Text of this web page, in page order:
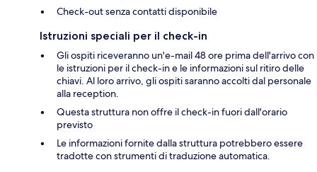
Check-out senza contatti disponibile
Istruzioni speciali per il check-in
Gli ospiti riceveranno un'e-mail 48 ore prima dell'arrivo con
le istruzioni per il check-in e le informazioni sul ritiro delle
chiavi. Al loro arrivo, gli ospiti saranno accolti dal personale
alla reception.
Questa struttura non offre il check-in fuori dall'orario
previsto
Le informazioni fornite dalla struttura potrebbero essere
tradotte con strumenti di traduzione automatica.